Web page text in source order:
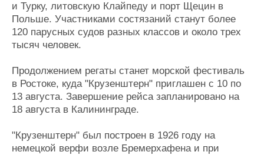
и Турку, литовскую Клайпеду и порт Щецин в
Польше. Участниками состязаний станут более
120 парусных судов разных классов и около трех
тысяч человек.
Продолжением регаты станет морской фестиваль
в Ростоке, куда "Крузенштерн" приглашен с 10 по
13 августа. Завершение рейса запланировано на
18 августа в Калининграде.
"Крузенштерн" был построен в 1926 году на
немецкой верфи возле Бремерхафена и при